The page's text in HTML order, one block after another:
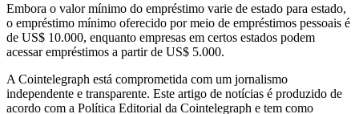
Embora o valor mínimo do empréstimo varie de estado para estado,
o empréstimo mínimo oferecido por meio de empréstimos pessoais é
de US$ 10.000, enquanto empresas em certos estados podem
acessar empréstimos a partir de US$ 5.000.
A Cointelegraph está comprometida com um jornalismo
independente e transparente. Este artigo de notícias é produzido de
acordo com a Política Editorial da Cointelegraph e tem como